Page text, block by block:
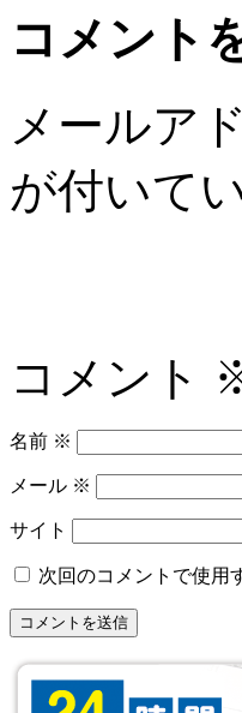
コメント
メールア
が付いて
コメント
名前 ※
メール ※
サイト
次回のコメントで使用